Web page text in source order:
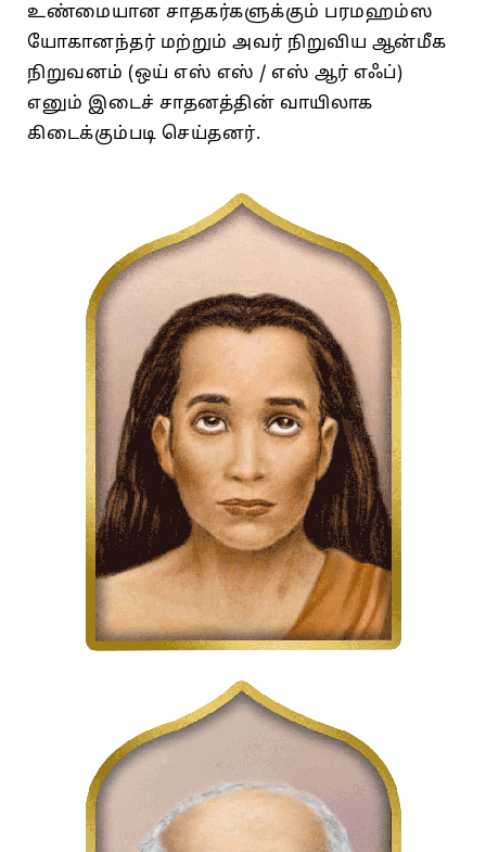
உண்மையான சாதகர்களுக்கும் பரமஹம்ஸ
யோகானந்தர் மற்றும் அவர் நிறுவிய ஆன்மீக
நிறுவனம் (ஒய் எஸ் எஸ் / எஸ் ஆர் எஃப்)
எனும் இடைச் சாதனத்தின் வாயிலாக
கிடைக்கும்படி செய்தனர்.